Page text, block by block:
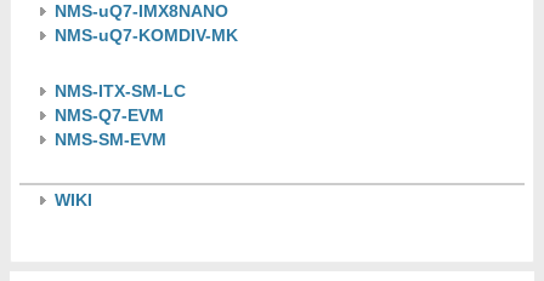
NMS-uQ7-IMX8NANO
NMS-uQ7-KOMDIV-MK
NMS-ITX-SM-LC
NMS-Q7-EVM
NMS-SM-EVM
WIKI